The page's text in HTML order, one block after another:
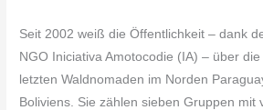
Seit 2002 weiß die Öffentlichkeit – dank
NGO Iniciativa Amotocodie (IA) – über
letzten Waldnomaden im Norden
Boliviens. Sie zählen sieben Gruppen mit